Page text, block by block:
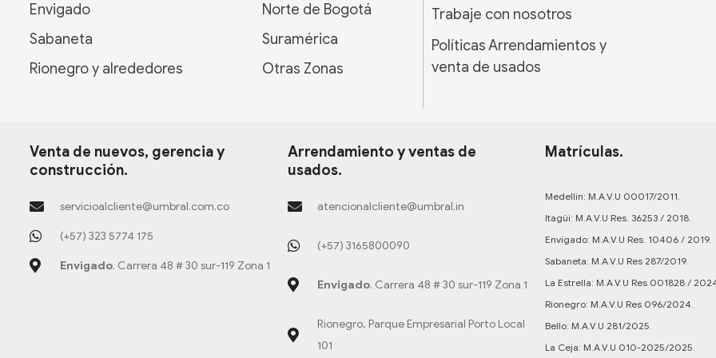
Envigado
Sabaneta
Rionegro y alrededores
Norte de Bogotá
Suramérica
Otras Zonas
Trabaje con nosotros
Políticas Arrendamientos y
venta de usados
Venta de nuevos, gerencia y
construcción.
servicioalcliente@umbral.com.co
(+57) 323 5774 175
Envigado. Carrera 48 # 30 sur-119 Zona 1
Arrendamiento y ventas de
usados.
atencionalcliente@umbral.in
(+57) 3165800090
Envigado. Carrera 48 # 30 sur-119 Zona 1
Rionegro, Parque Empresarial Porto Local
101
Matrículas.
Medellín: M.A.V.U 00017/2011.
Itagüí: M.A.V.U Res. 36253 / 2018.
Envigado: M.A.V.U Res. 10406 / 2019.
Sabaneta: M.A.V.U Res 287/2019.
La Estrella: M.A.V.U Res 001828 /
Rionegro: M.A.V.U Res 096/2024.
Bello: M.A.V.U 281/2025.
La Ceja: M.A.V.U 010-2025/2025.